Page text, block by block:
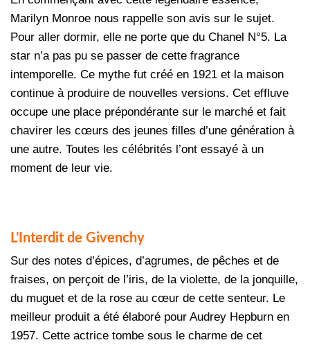
Marilyn Monroe nous rappelle son avis sur le sujet.
Pour aller dormir, elle ne porte que du Chanel N°5. La
star n’a pas pu se passer de cette fragrance
intemporelle. Ce mythe fut créé en 1921 et la maison
continue à produire de nouvelles versions. Cet effluve
occupe une place prépondérante sur le marché et fait
chavirer les cœurs des jeunes filles d’une génération à
une autre. Toutes les célébrités l’ont essayé à un
moment de leur vie.
L’Interdit de Givenchy
Sur des notes d’épices, d’agrumes, de pêches et de
fraises, on perçoit de l’iris, de la violette, de la jonquille,
du muguet et de la rose au cœur de cette senteur. Le
meilleur produit a été élaboré pour Audrey Hepburn en
1957. Cette actrice tombe sous le charme de cet